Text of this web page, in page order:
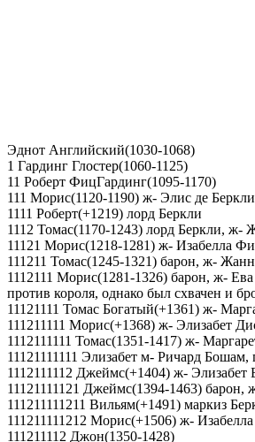
Эднот Английский(1030-1068)
1 Гардинг Глостер(1060-1125)
11 Роберт ФицГардинг(1095-1170)
111 Морис(1120-1190) ж- Элис де
1111 Роберт(+1219) лорд Беркли
1112 Томас(1170-1243) лорд Беркли, ж-
11121 Морис(1218-1281) ж- Изабелла
111211 Томас(1245-1321) барон, ж-
1112111 Морис(1281-1326) барон, ж-
против короля, однако был схвачен и
11121111 Томас Богатый(+1361) ж-
111211111 Морис(+1368) ж- Элизабет
1112111111 Томас(1351-1417) ж-
11121111111 Элизабет м- Ричард
1112111112 Джеймс(+1404) ж- Элизабет
11121111121 Джеймс(1394-1463) барон,
111211111211 Вильям(+1491) маркиз
111211111212 Морис(+1506) ж-
111211112 Джон(1350-1428)